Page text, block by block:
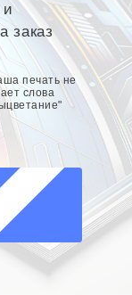
и
заказ
печать не
слова